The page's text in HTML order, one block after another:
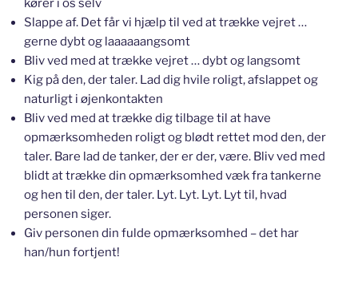
Slappe af. Det får vi hjælp til ved at trække vejret …
gerne dybt og laaaaaangsomt
Bliv ved med at trække vejret … dybt og langsomt
Kig på den, der taler. Lad dig hvile roligt, afslappet og
naturligt i øjenkontakten
Bliv ved med at trække dig tilbage til at have
opmærksomheden roligt og blødt rettet mod den, der
taler. Bare lad de tanker, der er der, være. Bliv ved med
blidt at trække din opmærksomhed væk fra tankerne
og hen til den, der taler. Lyt. Lyt. Lyt. Lyt til, hvad
personen siger.
Giv personen din fulde opmærksomhed – det har
han/hun fortjent!